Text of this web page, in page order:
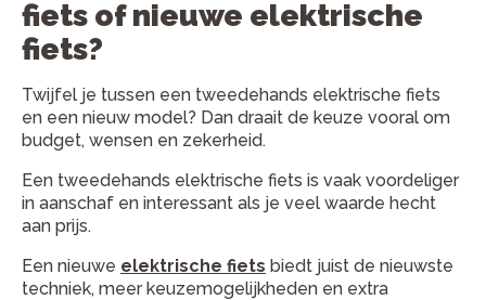
fiets of nieuwe elektrische
fiets?
Twijfel je tussen een tweedehands elektrische fiets
en een nieuw model? Dan draait de keuze vooral om
budget, wensen en zekerheid.
Een tweedehands elektrische fiets is vaak voordeliger
in aanschaf en interessant als je veel waarde hecht
aan prijs.
Een nieuwe elektrische fiets biedt juist de nieuwste
techniek, meer keuzemogelijkheden en extra